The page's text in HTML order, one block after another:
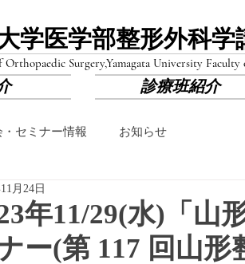
学医学部​整形外科学
Orthopaedic Surgery,Yamagata University
診療班紹介
・セミナー情報 お知らせ
年11/29(水)「山
ー(第 117 回山
月24日